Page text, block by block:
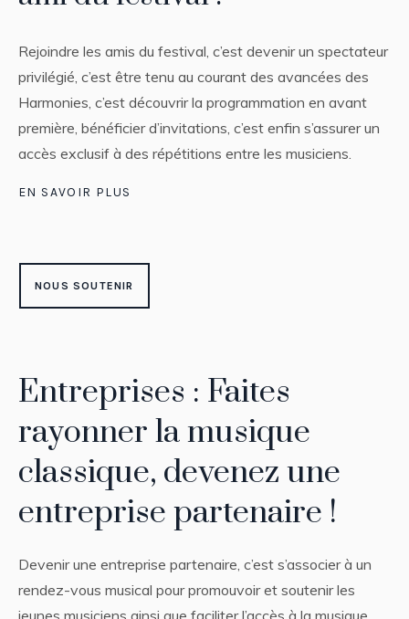
Rejoindre les amis du festival, c’est devenir un spectateur
privilégié, c’est être tenu au courant des avancées des
Harmonies, c’est découvrir la programmation en avant
première, bénéficier d’invitations, c’est enfin s’assurer un
accès exclusif à des répétitions entre les musiciens.
EN SAVOIR PLUS
NOUS SOUTENIR
Entreprises : Faites
rayonner la musique
classique, devenez une
entreprise partenaire !
Devenir une entreprise partenaire, c’est s’associer à un
rendez-vous musical pour promouvoir et soutenir les